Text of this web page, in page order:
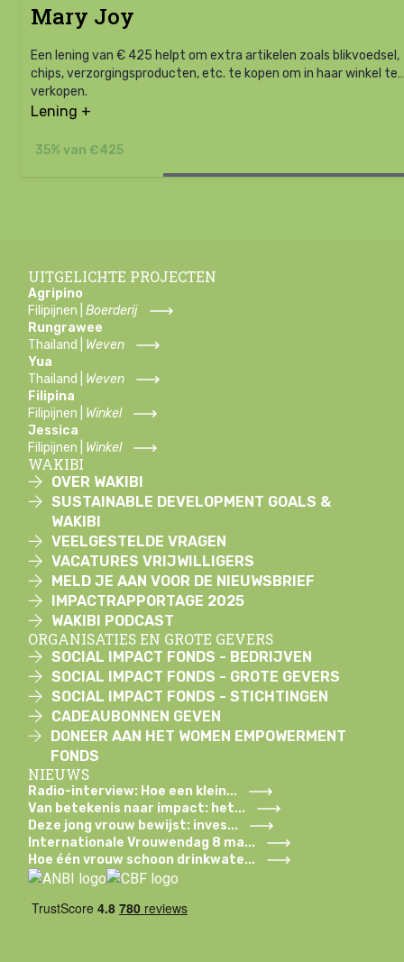
Mary Joy
Een lening van € 425 helpt om extra artikelen zoals blikvoedsel,
chips, verzorgingsproducten, etc. te kopen om in haar winkel te
verkopen.
Lening +
35% van €425
UITGELICHTE PROJECTEN
Agripino
Filipijnen | Boerderij
Rungrawee
Thailand |
Weven
Yua
Thailand |
Weven
Filipina
Filipijnen |
Winkel
Jessica
Filipijnen |
Winkel
WAKIBI
OVER WAKIBI
SUSTAINABLE DEVELOPMENT GOALS &
WAKIBI
VEELGESTELDE VRAGEN
VACATURES VRIJWILLIGERS
MELD JE AAN VOOR DE NIEUWSBRIEF
IMPACTRAPPORTAGE 2025
WAKIBI PODCAST
ORGANISATIES EN GROTE GEVERS
SOCIAL IMPACT FONDS - BEDRIJVEN
SOCIAL IMPACT FONDS - GROTE GEVERS
SOCIAL IMPACT FONDS - STICHTINGEN
CADEAUBONNEN GEVEN
DONEER AAN HET WOMEN EMPOWERMENT
FONDS
NIEUWS
Radio-interview: Hoe een klein...
Van betekenis naar impact: het...
Deze jong vrouw bewijst: inves...
Internationale Vrouwendag 8 ma...
Hoe één vrouw schoon drinkwate...